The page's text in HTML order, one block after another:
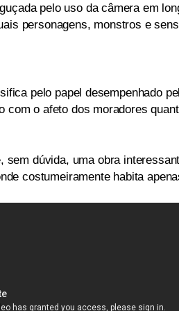
pelo uso da câmera em
personagens, monstros e
pelo papel desempenhado
com o afeto dos moradores
sem dúvida, uma obra
costumeiramente habita